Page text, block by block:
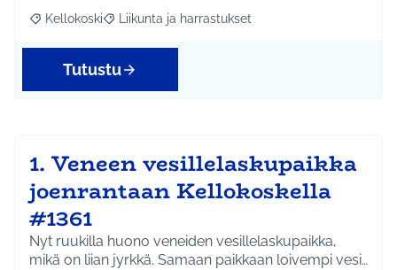
Rajaa tulokset aihepiirin mukaan: Kellokoski
Kellokoski Rajaa tulokset teeman mukaan: Liikunta ja
Liikunta ja harrastukset
Tutustu
1. Veneen vesillelaskupaikka
joenrantaan Kellokoskella
#1361
Nyt ruukilla huono veneiden vesillelaskupaikka,
mikä on liian jyrkkä. Samaan paikkaan loivempi vesi…